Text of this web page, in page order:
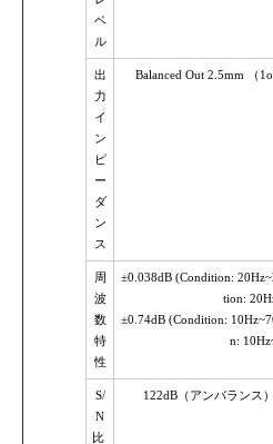
ベ
ル
出
力
イ
ン
ピ
ー
ダ
ン
ス
Balanced Out 2.5mm （
周
波
数
特
性
±0.038dB (Condition:
tion:
±0.74dB (Condition:
n:
S/
N
比
122dB（アンバランス